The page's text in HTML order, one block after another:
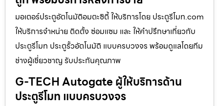
มอเตอร์ประตูอัตโนมัติอมตะซิตี้ ให้บริการโดย ประตูรีโมท.com
ให้บริการจำหน่าย ติดตั้ง ซ่อมแซม และ ให้คำปรึกษาเกี่ยวกับ
ประตูรีโมท ประตูรั้วอัตโนมัติ แบบครบวงจร พร้อมดูแลโดยทีม
ช่างผู้เชี่ยวชาญ รับประกันคุณภาพ
G-TECH Autogate ผู้ให้บริการด้าน
ประตูรีโมท แบบครบวงจร